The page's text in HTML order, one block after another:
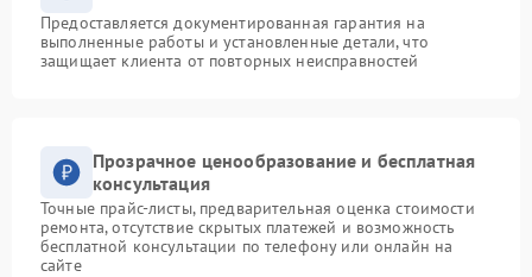
Предоставляется документированная гарантия на
выполненные работы и установленные детали, что
защищает клиента от повторных неисправностей
Прозрачное ценообразование и бесплатная
консультация
Точные прайс-листы, предварительная оценка стоимости
ремонта, отсутствие скрытых платежей и возможность
бесплатной консультации по телефону или онлайн на
сайте